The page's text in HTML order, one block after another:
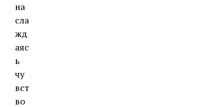
на
сла
жд
аяс
ь
чу
вст
во